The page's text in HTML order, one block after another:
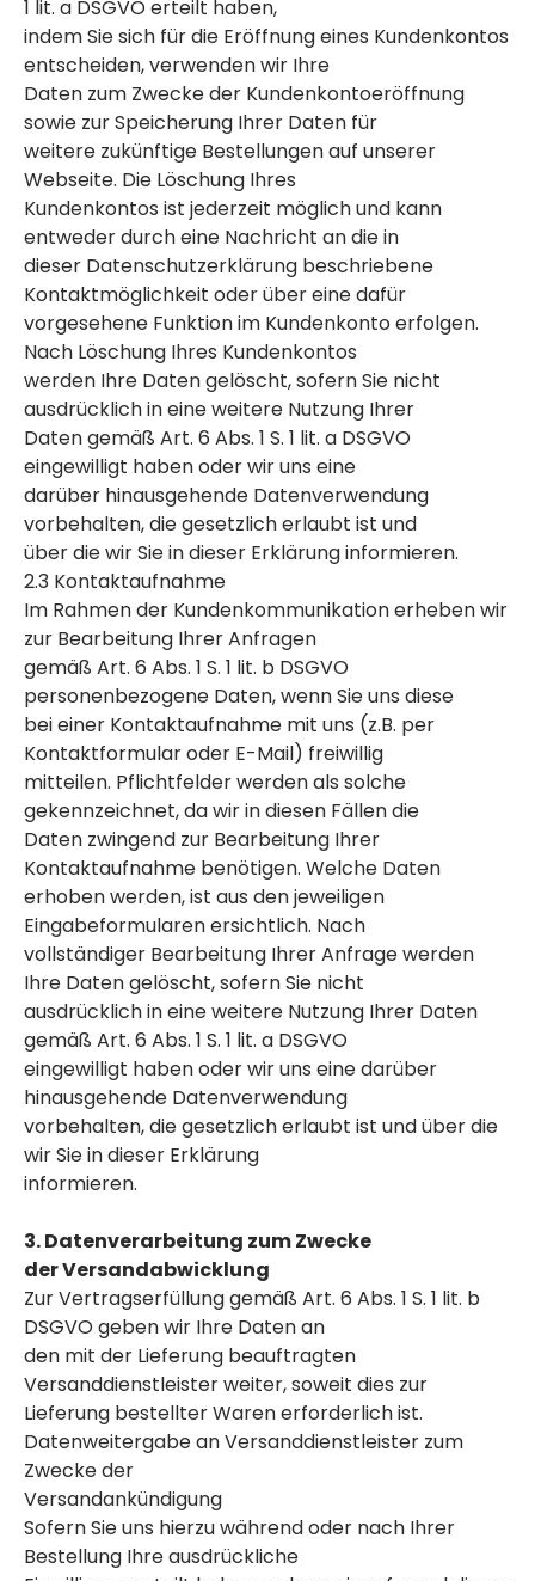
1 lit. a DSGVO erteilt haben,
indem Sie sich für die Eröffnung eines Kundenkontos
entscheiden, verwenden wir Ihre
Daten zum Zwecke der Kundenkontoeröffnung
sowie zur Speicherung Ihrer Daten für
weitere zukünftige Bestellungen auf unserer
Webseite. Die Löschung Ihres
Kundenkontos ist jederzeit möglich und kann
entweder durch eine Nachricht an die in
dieser Datenschutzerklärung beschriebene
Kontaktmöglichkeit oder über eine dafür
vorgesehene Funktion im Kundenkonto erfolgen.
Nach Löschung Ihres Kundenkontos
werden Ihre Daten gelöscht, sofern Sie nicht
ausdrücklich in eine weitere Nutzung Ihrer
Daten gemäß Art. 6 Abs. 1 S. 1 lit. a DSGVO
eingewilligt haben oder wir uns eine
darüber hinausgehende Datenverwendung
vorbehalten, die gesetzlich erlaubt ist und
über die wir Sie in dieser Erklärung informieren.
2.3 Kontaktaufnahme
Im Rahmen der Kundenkommunikation erheben wir
zur Bearbeitung Ihrer Anfragen
gemäß Art. 6 Abs. 1 S. 1 lit. b DSGVO
personenbezogene Daten, wenn Sie uns diese
bei einer Kontaktaufnahme mit uns (z.B. per
Kontaktformular oder E-Mail) freiwillig
mitteilen. Pflichtfelder werden als solche
gekennzeichnet, da wir in diesen Fällen die
Daten zwingend zur Bearbeitung Ihrer
Kontaktaufnahme benötigen. Welche Daten
erhoben werden, ist aus den jeweiligen
Eingabeformularen ersichtlich. Nach
vollständiger Bearbeitung Ihrer Anfrage werden
Ihre Daten gelöscht, sofern Sie nicht
ausdrücklich in eine weitere Nutzung Ihrer Daten
gemäß Art. 6 Abs. 1 S. 1 lit. a DSGVO
eingewilligt haben oder wir uns eine darüber
hinausgehende Datenverwendung
vorbehalten, die gesetzlich erlaubt ist und über die
wir Sie in dieser Erklärung
informieren.
3. Datenverarbeitung zum Zwecke
derVersandabwicklung
Zur Vertragserfüllung gemäß Art. 6 Abs. 1 S. 1 lit. b
DSGVO geben wir Ihre Daten an
den mit der Lieferung beauftragten
Versanddienstleister weiter, soweit dies zur
Lieferung bestellter Waren erforderlich ist.
Datenweitergabe an Versanddienstleister zum
Zwecke der
Versandankündigung
Sofern Sie uns hierzu während oder nach Ihrer
Bestellung Ihre ausdrückliche